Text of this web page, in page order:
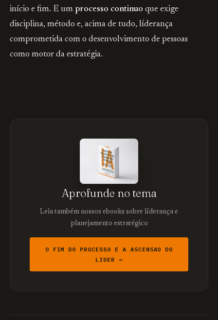
início e fim. E um processo continuo que exige
disciplina, método e, acima de tudo, líderança
comprometida com o desenvolvimento de pessoas
como motor da estratégia.
Aprofunde no tema
Leia também nossos ebooks sobre líderança e
planejamento estratégico
O FIM DO PROCESSO E A ASCENSAO DO
LIDER →